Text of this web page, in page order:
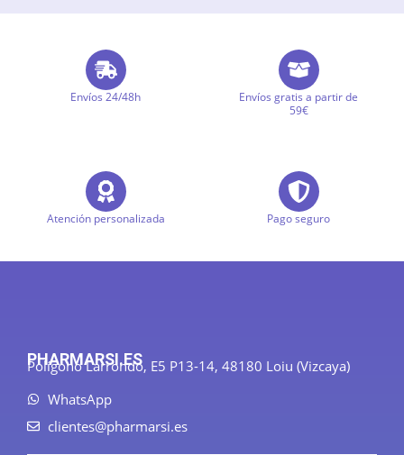
Envíos 24/48h
Envíos gratis a partir de
59€
Atención personalizada Pago seguro
PHARMARSI.ES
Polígono Larrondo, E5 P13-14, 48180 Loiu (Vizcaya)
WhatsApp
clientes@pharmarsi.es